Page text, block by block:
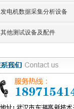
发电机数据采集分析设备
其他测试设备及配件